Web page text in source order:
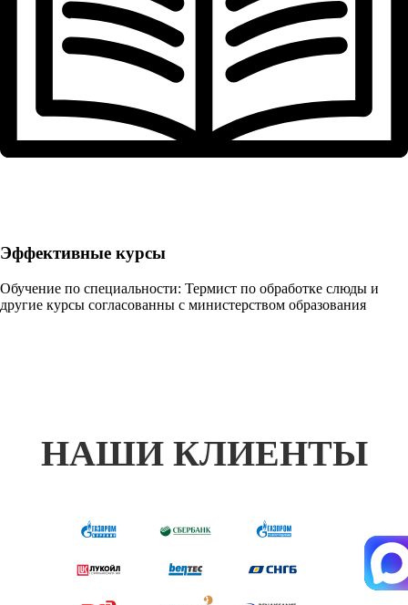
Эффективные курсы
Обучение по специальности: Термист по обработке слюды и
другие курсы согласованны с министерством образования
НАШИ КЛИЕНТЫ